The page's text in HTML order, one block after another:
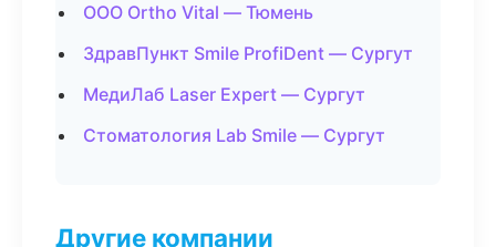
ООО Ortho Vital — Тюмень
ЗдравПункт Smile ProfiDent — Сургут
МедиЛаб Laser Expert — Сургут
Стоматология Lab Smile — Сургут
Другие компании